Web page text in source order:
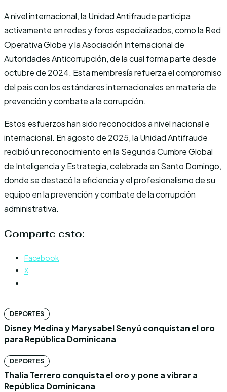
A nivel internacional, la Unidad Antifraude participa
activamente en redes y foros especializados, como la Red
Operativa Globe y la Asociación Internacional de
Autoridades Anticorrupción, de la cual forma parte desde
octubre de 2024. Esta membresía refuerza el compromiso
del país con los estándares internacionales en materia de
prevención y combate a la corrupción.
Estos esfuerzos han sido reconocidos a nivel nacional e
internacional. En agosto de 2025, la Unidad Antifraude
recibió un reconocimiento en la Segunda Cumbre Global
de Inteligencia y Estrategia, celebrada en Santo Domingo,
donde se destacó la eficiencia y el profesionalismo de su
equipo en la prevención y combate de la corrupción
administrativa.
Comparte esto:
Facebook
X
DEPORTES
Disney Medina y Marysabel Senyú conquistan el oro
para República Dominicana
DEPORTES
Thalía Terrero conquista el oro y pone a vibrar a
República Dominicana